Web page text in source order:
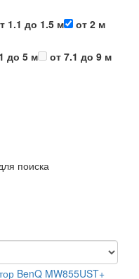
1.1 до 1.5 м
от 2 м
до 5 м
от 7.1 до 9 м
поиска